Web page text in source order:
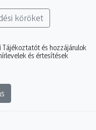
köröket
és hozzájárulok
és értesítések